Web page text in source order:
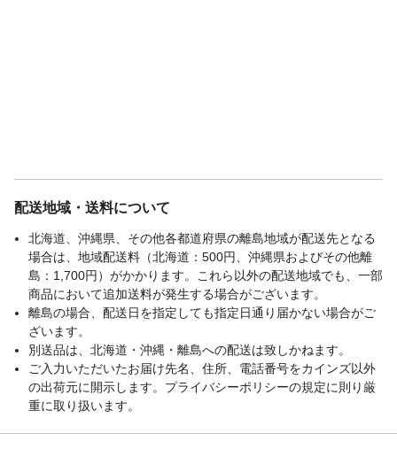
配送地域・送料について
北海道、沖縄県、その他各都道府県の離島地域が配送先となる
場合は、地域配送料（北海道：500円、沖縄県およびその他離
島：1,700円）がかかります。これら以外の配送地域でも、一部
商品において追加送料が発生する場合がございます。
離島の場合、配送日を指定しても指定日通り届かない場合がご
ざいます。
別送品は、北海道・沖縄・離島への配送は致しかねます。
ご入力いただいたお届け先名、住所、電話番号をカインズ以外
の出荷元に開示します。プライバシーポリシーの規定に則り厳
重に取り扱います。